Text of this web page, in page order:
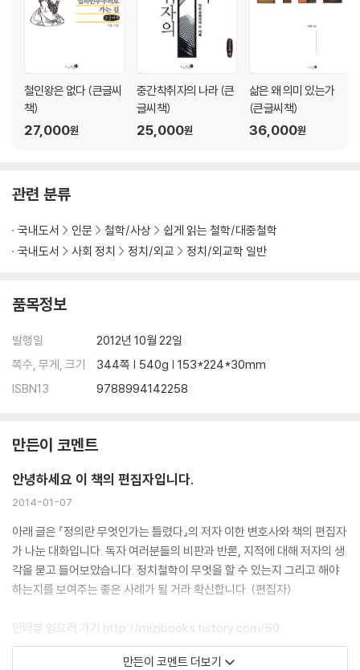
4장 샌델, 자유주의를 왜곡하다
삶을 스스로 결정할 수 없다면
절대적 소유권과 거래 결과의 무조건적 강제는 자기 결정의 원칙을 침해한
모병제냐 징병제냐
대리모 계약은 허용되어야 하는가
돈으로 살 수 없는 것을 어떻게 파악하는가
차등 원칙
“우리”라는 자아
수술대 위에서 장기 기증을 취소하려 할 때
차등 원칙의 진정한 의미
우리는 본질적인 응분을 갖고 있는가?
차등 원칙의 현실적 필요성
5장 샌델 이론의 실체
목적론적 추론이라는 허상
제멋대로 바뀌는 목적과 미덕
권리, 의무, 미덕
미덕의 언어
수단과 목적 뒤바꾸기
샌델이 생각하는 자유주의의 한계
자유주의의 핵심 - 좋은 삶의 필수 조건
진정성의 원칙과 타인의 지배에 대한 저항
무지의 장막
강요된 윤리
공동체주의의 위험
철인왕은 없다 (큰글씨
책)
27,000원
중간착취자의 나라 (큰
글씨책)
25,000원
삶은 왜 의미 있는가
(큰글씨책)
36,000원
관련 분류
국내도서 인문 철학/사상
쉽게 읽는 철학/대중철학
국내도서
사회 정치 정치/외교 정치/외교학 일반
품목정보
발행일
2012년 10월 22일
쪽수, 무게, 크기
344쪽 | 540g | 153*224*30mm
ISBN13
9788994142258
만든이 코멘트
안녕하세요 이 책의 편집자입니다.
2014-01-07
아래 글은 『정의란 무엇인가는 틀렸다』의 저자 이한 변호사와 책의 편집자
가 나눈 대화입니다. 독자 여러분들의 비판과 반론, 지적에 대해 저자의 생
각을 묻고 들어보았습니다. 정치철학이 무엇을 할 수 있는지 그리고 해야
하는지를 보여주는 좋은 사례가 될 거라 확신합니다. (편집자)
인터뷰 읽으러 가기 http://mizibooks.tistory.com/60
만든이 코멘트 더보기